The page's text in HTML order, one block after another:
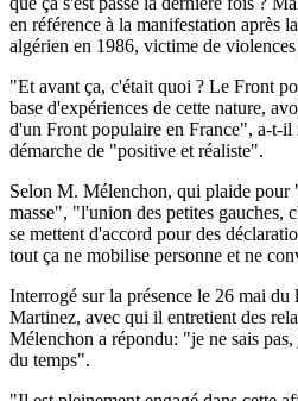
en référence à la manifestation après
algérien en 1986, victime de
"Et avant ça, c'était quoi ? Le Front
base d'expériences de cette nature,
d'un Front populaire en France", a-t-il
démarche de "positive et réaliste".
Selon M. Mélenchon, qui plaide pour
masse", "l'union des petites gauches,
se mettent d'accord pour des
tout ça ne mobilise personne et ne
Interrogé sur la présence le 26 mai
Martinez, avec qui il entretient des
Mélenchon a répondu: "je ne sais
du temps".